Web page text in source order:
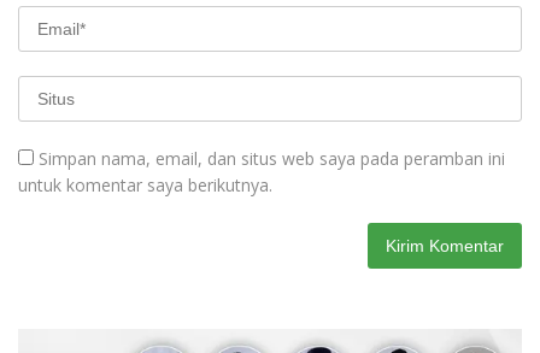
Simpan nama, email, dan situs web saya pada peramban ini
untuk komentar saya berikutnya.